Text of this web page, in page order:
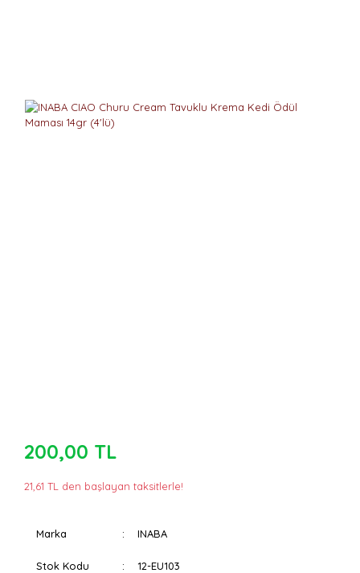
200,00 TL
21,61 TL den başlayan taksitlerle!
Marka INABA
Stok Kodu 12-EU103